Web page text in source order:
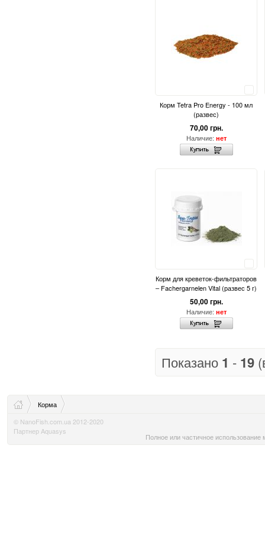
Корм Tetra Pro Energy - 100 мл
(развес)
70,00 грн.
Наличие: нет
Корм для креветок-фильтраторов
– Fachergarnelen Vital (развес 5 г)
50,00 грн.
Наличие: нет
Показано 1 - 19
Корма
© NanoFish.com.ua 2012-2020
Партнер Aquasys
Полное или частичное